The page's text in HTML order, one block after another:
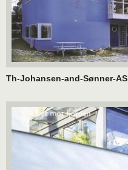
Th-Johansen-and-Sønner-AS